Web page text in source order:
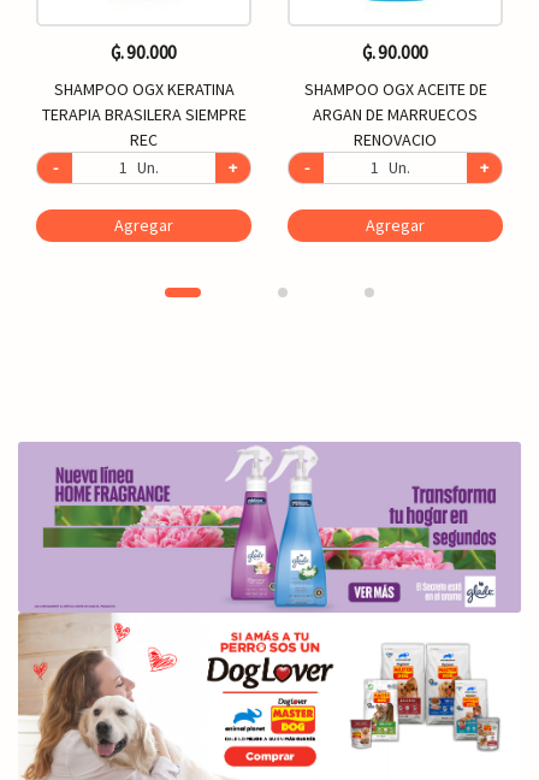
₲. 90.000
SHAMPOO OGX KERATINA
TERAPIA BRASILERA SIEMPRE
REC
-
Un. +
Agregar
₲. 90.000
SHAMPOO OGX ACEITE DE
ARGAN DE MARRUECOS
RENOVACIO
-
Un. +
Agregar